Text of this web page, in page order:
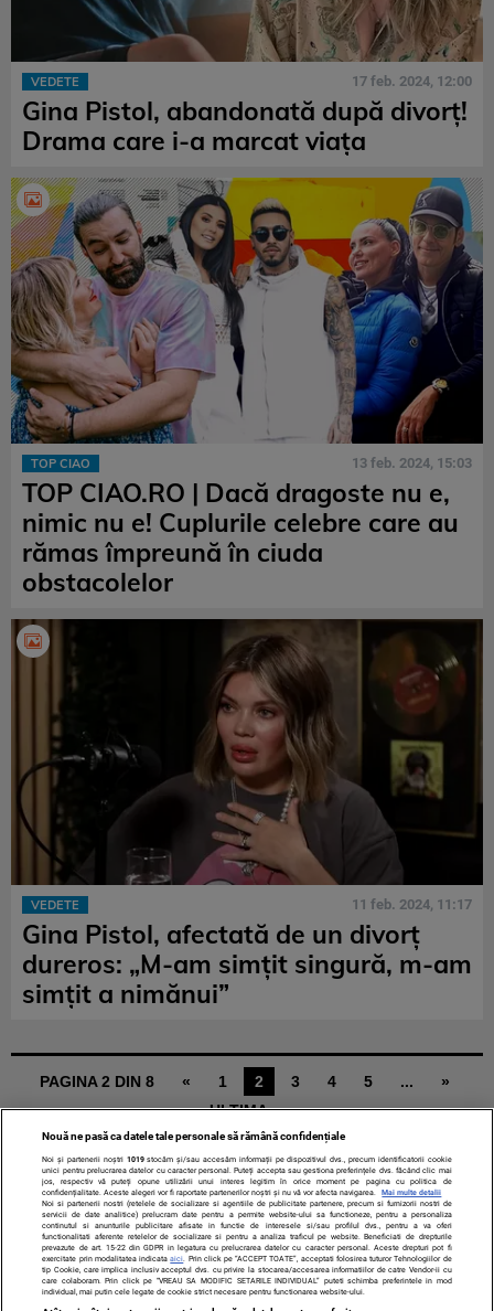
VEDETE 17 feb. 2024, 12:00
Gina Pistol, abandonată după divorț!
Drama care i-a marcat viața
TOP CIAO 13 feb. 2024, 15:03
TOP CIAO.RO | Dacă dragoste nu e,
nimic nu e! Cuplurile celebre care au
rămas împreună în ciuda
obstacolelor
VEDETE 11 feb. 2024, 11:17
Gina Pistol, afectată de un divorț
dureros: „M-am simțit singură, m-am
simțit a nimănui”
PAGINA 2 DIN 8 « 1 2 3 4 5 ...
»
ULTIMA »
TERMENI ȘI CONDIȚII DESPRE NOI
CONTACT
SETĂRI COOKIES
Nouă ne pasă ca datele tale personale să rămână confidențiale
Noi și partenerii noștri 1019stocăm și/sau accesăm informații pe dispozitivul dvs., precum identificatorii cookie
unici pentru prelucrarea datelor cu caracter personal. Puteți accepta sau gestiona preferințele dvs. făcând clic mai
jos, respectiv vă puteți opune utilizării unui interes legitim în orice moment pe pagina cu politica de
confidențialitate. Aceste alegeri vor fi raportate partenerilor noștri și nu vă vor afecta navigarea.
Mai multe detalii
Noi si partenerii nostri (retelele de socializare si agentiile de publicitate partenere, precum si furnizorii nostri de
servicii de date analitice) prelucram date pentru a permite website-ului sa functioneze, pentru a personaliza
continutul si anunturile publicitare afisate in functie de interesele si/sau profilul dvs., pentru a va oferi
functionalitati aferente retelelor de socializare si pentru a analiza traficul pe website. Beneficiati de drepturile
prevazute de art. 15-22 din GDPR in legatura cu prelucrarea datelor cu caracter personal. Aceste drepturi pot fi
exercitate prin modalitatea indicataaici . Prin click pe “ACCEPT TOATE”, acceptati folosirea tuturor Tehnologiilor de
tip Cookie, care implica inclusiv acceptul dvs. cu privire la stocarea/accesarea informatiilor de catre Vendor-ii cu
care colaboram. Prin click pe “VREAU SA MODIFIC SETARILE INDIVIDUAL” puteti schimba preferintele in mod
individual, mai putin cele legate de cookie strict necesare pentru functionarea website-ului.